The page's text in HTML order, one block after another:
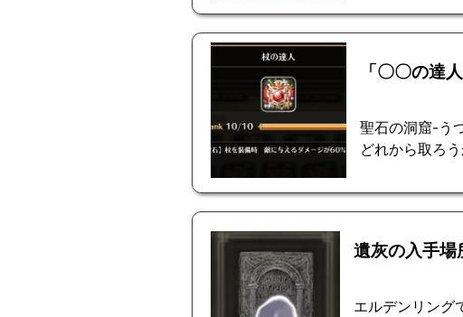
「〇〇の達
聖石の洞窟-う
どれから取ろ
遺灰の入手場
エルデンリング